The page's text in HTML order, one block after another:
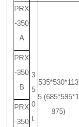
PRX
-350
A
3
5
0
L
535*530*113
5 (685*595*1
875)
PRX
-350
B
PRX
-350